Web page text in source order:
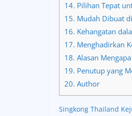
14. Pilihan Tepat
15. Mudah Dibuat
16. Kehangatan
17. Menghadirkan
18. Alasan
19. Penutup yang
20. Author
Singkong Thailand